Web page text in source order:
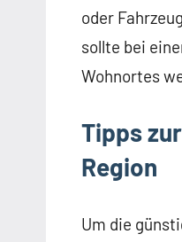
oder
sollte bei
Wohnortes
Tipps
Region
Um die